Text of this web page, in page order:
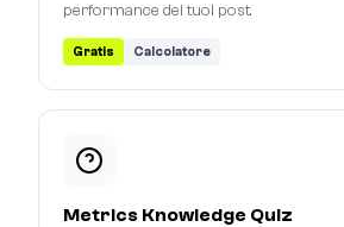
performance dei tuoi post.
Gratis Calcolatore
Metrics Knowledge Quiz